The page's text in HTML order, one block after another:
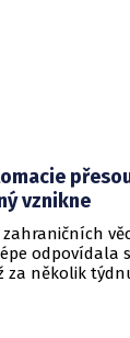
vznikne
zahraničních
odpovídala
za několik